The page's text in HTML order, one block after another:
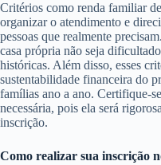
Critérios como renda familiar
organizar o atendimento e
pessoas que realmente
casa própria não seja
históricas. Além disso, esses
sustentabilidade financeira do
famílias ano a ano. Certifique-
necessária, pois ela será
inscrição.
Como realizar sua inscrição